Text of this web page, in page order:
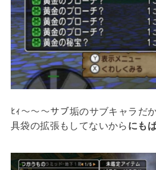
ﾋｨ～～～サブ垢のサブキャラだ
具袋の拡張もしてないから にも